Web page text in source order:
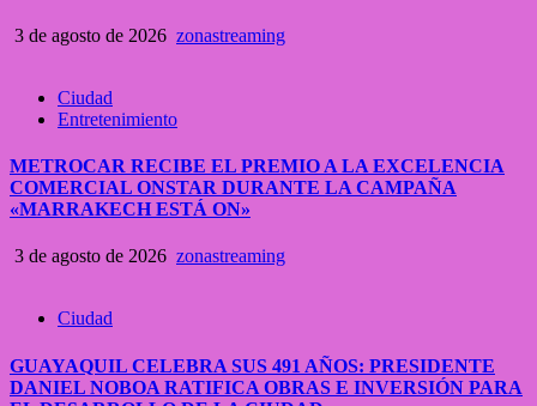
3 de agosto de 2026 zonastreaming
Ciudad
Entretenimiento
METROCAR RECIBE EL PREMIO A LA EXCELENCIA
COMERCIAL ONSTAR DURANTE LA CAMPAÑA
«MARRAKECH ESTÁ ON»
3 de agosto de 2026 zonastreaming
Ciudad
GUAYAQUIL CELEBRA SUS 491 AÑOS: PRESIDENTE
DANIEL NOBOA RATIFICA OBRAS E INVERSIÓN PARA